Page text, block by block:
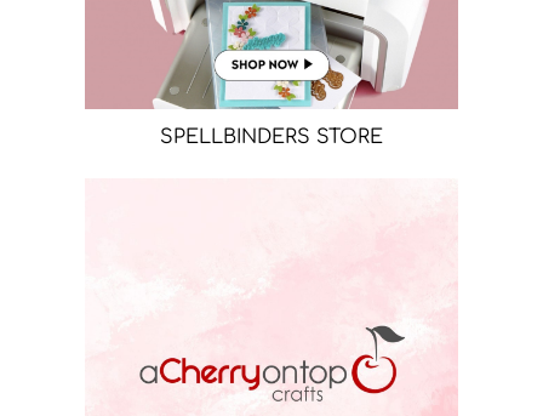
SPELLBINDERS STORE